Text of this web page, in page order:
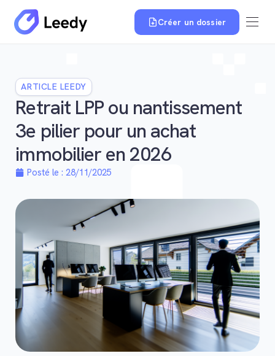
Créer un dossier
ARTICLE LEEDY
Retrait LPP ou nantissement
3e pilier pour un achat
immobilier en 2026
Posté le : 28/11/2025